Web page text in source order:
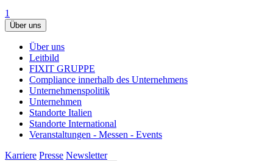
1
Über uns
Über uns
Leitbild
FIXIT GRUPPE
Compliance innerhalb des Unternehmens
Unternehmenspolitik
Unternehmen
Standorte Italien
Standorte International
Veranstaltungen - Messen - Events
Karriere Presse Newsletter